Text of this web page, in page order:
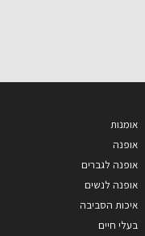
אומנות
אופנה
אופנה לגברים
אופנה לנשים
איכות הסביבה
בעלי חיים